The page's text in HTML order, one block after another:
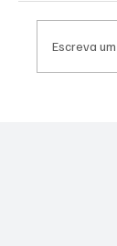
Escreva